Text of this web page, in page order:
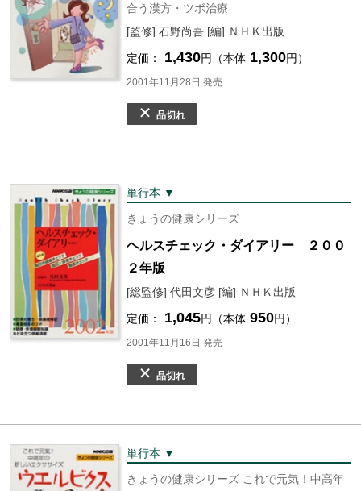
合う漢方・ツボ治療
[監修] 石野尚吾 [編] ＮＨＫ出版
定価： 1,430円（本体 1,300円）
2001年11月28日 発売
品切れ
単行本 ▼
きょうの健康シリーズ
ヘルスチェック・ダイアリー ２００
２年版
[総監修] 代田文彦 [編] ＮＨＫ出版
定価： 1,045円（本体 950円）
2001年11月16日 発売
品切れ
単行本 ▼
きょうの健康シリーズ これで元気！中高年